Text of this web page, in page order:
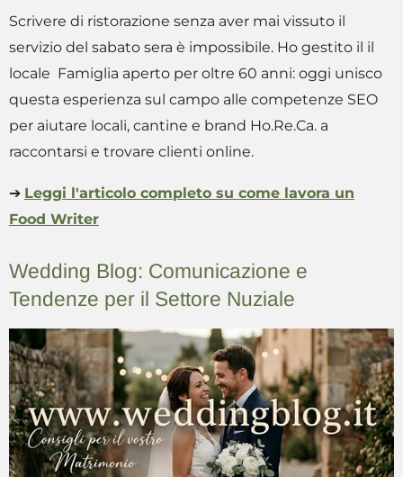
Scrivere di ristorazione senza aver mai vissuto il
servizio del sabato sera è impossibile. Ho gestito il il
locale Famiglia aperto per oltre 60 anni: oggi unisco
questa esperienza sul campo alle competenze SEO
per aiutare locali, cantine e brand Ho.Re.Ca. a
raccontarsi e trovare clienti online.
➔ Leggi l'articolo completo su come lavora un
Food Writer
Wedding Blog: Comunicazione e
Tendenze per il Settore Nuziale